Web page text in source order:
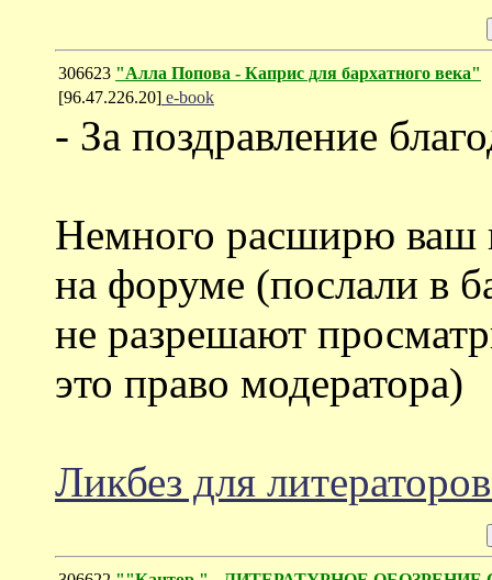
306623 "Алла Попова - Каприс для бархатного века"
[96.47.226.20] e-book
- За поздравление
Немного расширю ваш
на форуме (послали в
не разрешают
это право модератора)
Ликбез для